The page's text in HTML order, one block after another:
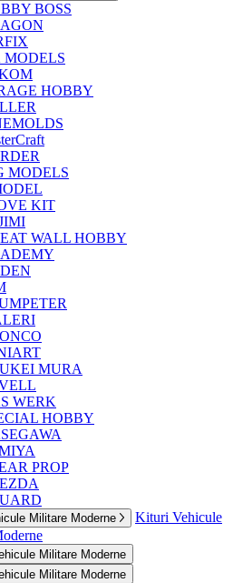
BOSS
MODELS
HOBBY
MODELS
KIT
WALL HOBBY
MURA
WERK
HOBBY
PROP
Militare Moderne
Kituri Vehicule
Militare Moderne
Militare Moderne